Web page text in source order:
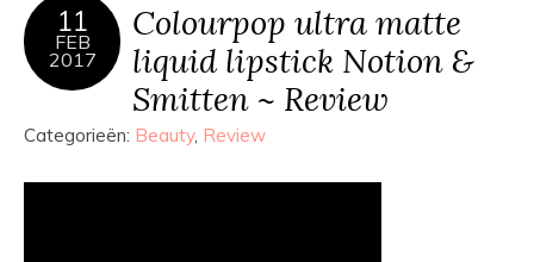
11
FEB
2017
Colourpop ultra matte
liquid lipstick Notion &
Smitten ~ Review
Categorieën: Beauty, Review